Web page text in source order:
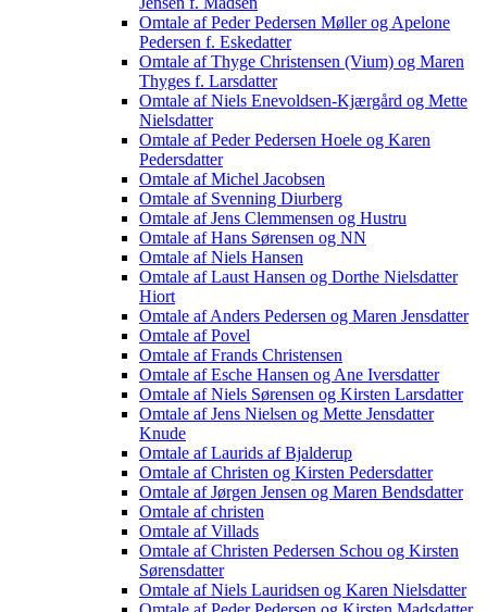
Omtale af Peder Pedersen Møller og Apelone
Pedersen f. Eskedatter
Omtale af Thyge Christensen (Vium) og Maren
Thyges f. Larsdatter
Omtale af Niels Enevoldsen-Kjærgård og Mette
Nielsdatter
Omtale af Peder Pedersen Hoele og Karen
Pedersdatter
Omtale af Michel Jacobsen
Omtale af Svenning Diurberg
Omtale af Jens Clemmensen og Hustru
Omtale af Hans Sørensen og NN
Omtale af Niels Hansen
Omtale af Laust Hansen og Dorthe Nielsdatter
Hiort
Omtale af Anders Pedersen og Maren Jensdatter
Omtale af Povel
Omtale af Frands Christensen
Omtale af Esche Hansen og Ane Iversdatter
Omtale af Niels Sørensen og Kirsten Larsdatter
Omtale af Jens Nielsen og Mette Jensdatter
Knude
Omtale af Laurids af Bjalderup
Omtale af Christen og Kirsten Pedersdatter
Omtale af Jørgen Jensen og Maren Bendsdatter
Omtale af christen
Omtale af Villads
Omtale af Christen Pedersen Schou og Kirsten
Sørensdatter
Omtale af Niels Lauridsen og Karen Nielsdatter